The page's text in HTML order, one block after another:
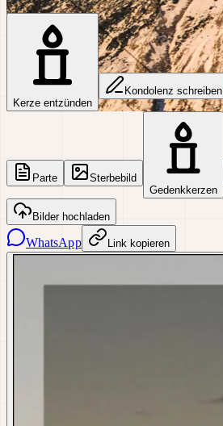
Kerze entzünden
Kondolenz schreiben
Parte
Sterbebild
Gedenkkerzen
Bilder hochladen
WhatsApp Link kopieren